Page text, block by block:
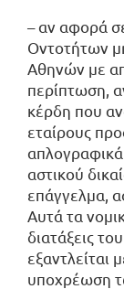
– αν αφορά
Οντοτήτων
Αθηνών με
περίπτωση,
κέρδη που
εταίρους
απλογραφικά
αστικού
επάγγελμα,
Αυτά τα
διατάξεις
υποχρέωση